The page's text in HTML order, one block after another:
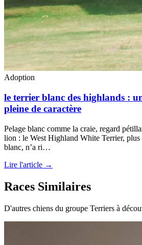
Adoption
le terrier blanc des highlands :
pleine de caractère
Pelage blanc comme la craie, regard
lion : le West Highland White Terrier, plus
blanc, n’a ri…
Lire l'article →
Races Similaires
D'autres chiens du groupe Terriers à